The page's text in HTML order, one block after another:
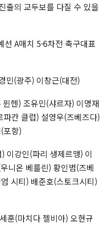
출의 교두보를 다질 수 있을
A매치 5·6차전 축구대표
민(광주) 이창근(대전)
헨) 조유민(샤르자) 이명재
칸 클럽) 설영우(즈베즈다)
포항)
강인(파리 생제르맹) 이
니온 베를린) 황인범(즈베
시티) 배준호(스토크시티)
훈(마치다 젤비아) 오현규